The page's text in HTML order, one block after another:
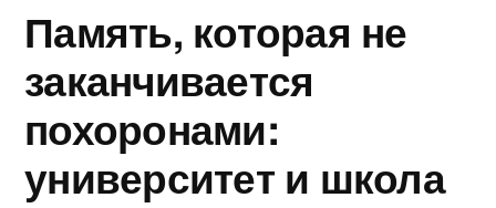
Память, которая не
заканчивается
похоронами:
университет и школа